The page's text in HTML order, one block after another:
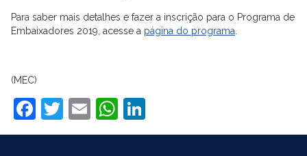
Para saber mais detalhes e fazer a inscrição para o Programa de
Embaixadores 2019, acesse a página do programa
(MEC)
Facebook
Twitter
EmailWhatsApp